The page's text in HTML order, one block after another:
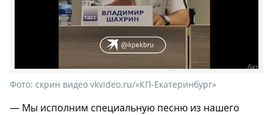
Фото: скрин видео vkvideo.ru/«КП-Екатеринбург»
— Мы исполним специальную песню из нашего